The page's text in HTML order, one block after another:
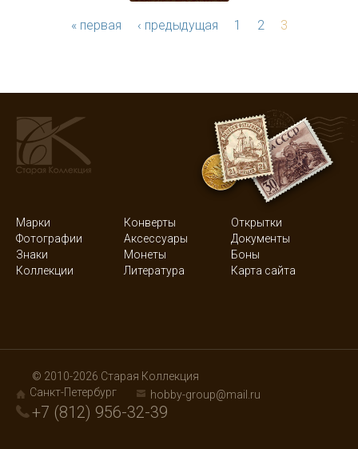
« первая ‹ предыдущая 1 2 3
Марки Конверты
Открытки
Фотографии
Аксессуары
Документы
Знаки
Монеты
Боны
Коллекции
Литература Карта сайта
© 2010-2026 Старая Коллекция
Санкт-Петербург
hobby-group@mail.ru
+7 (812) 956-32-39